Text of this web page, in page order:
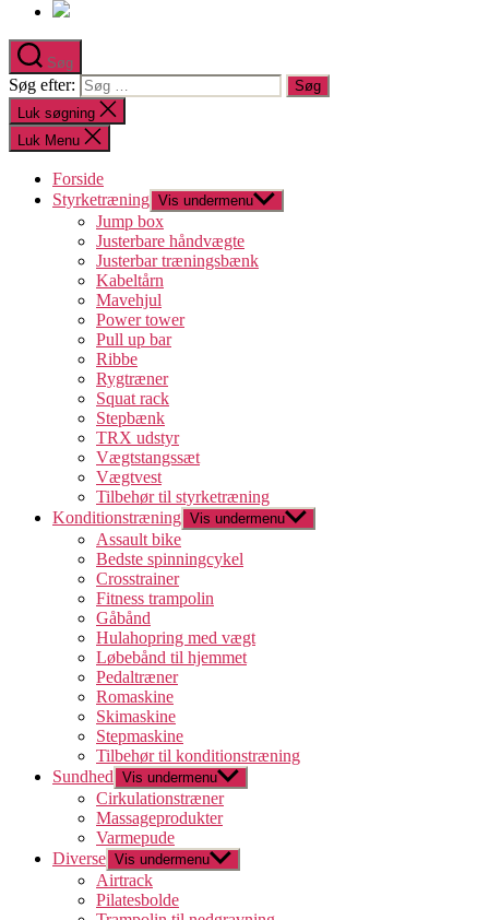
Søg
Søg efter:
Luk søgning
Luk Menu
Forside
Styrketræning Vis undermenu
Jump box
Justerbare håndvægte
Justerbar træningsbænk
Kabeltårn
Mavehjul
Power tower
Pull up bar
Ribbe
Rygtræner
Squat rack
Stepbænk
TRX udstyr
Vægtstangssæt
Vægtvest
Tilbehør til styrketræning
Konditionstræning Vis undermenu
Assault bike
Bedste spinningcykel
Crosstrainer
Fitness trampolin
Gåbånd
Hulahopring med vægt
Løbebånd til hjemmet
Pedaltræner
Romaskine
Skimaskine
Stepmaskine
Tilbehør til konditionstræning
Sundhed Vis undermenu
Cirkulationstræner
Massageprodukter
Varmepude
Diverse Vis undermenu
Airtrack
Pilatesbolde